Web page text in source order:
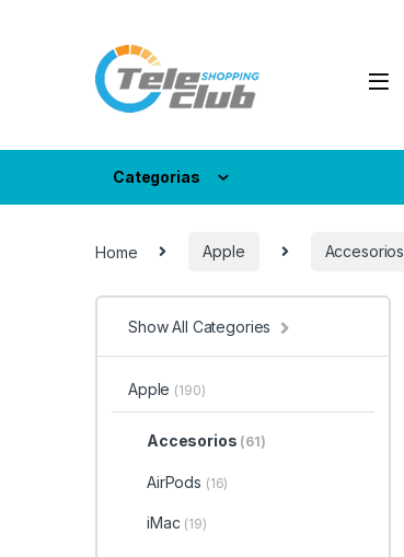
Categorias
Home Apple Accesorios
Show All Categories
Apple (190)
Accesorios (61)
AirPods (16)
iMac (19)